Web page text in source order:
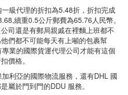
級代理的折扣為5.48折，折扣完成
續重0.5公斤郵費為65.76人民幣。
司還是有郵局親戚在裡麵上班都不
們都不可能每天有上噸的包裹幫
業的國際貨運代理公司才能有這個
價格。
利亞的國際物流服務，還有DHL 國
屬於門到門的DDU 服務。